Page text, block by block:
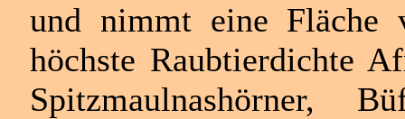
und nimmt eine
höchste Raubtierdichte
Spitzmaulnashörner,